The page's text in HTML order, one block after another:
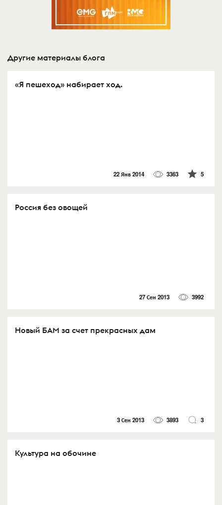
Другие материалы блога
«Я пешеход» набирает ход.
22 Янв 2014 3363 5
Россия без овощей
27 Сен 2013 3992
Новый БАМ за счет прекрасных дам
3 Сен 2013 3893 3
Культура на обочине